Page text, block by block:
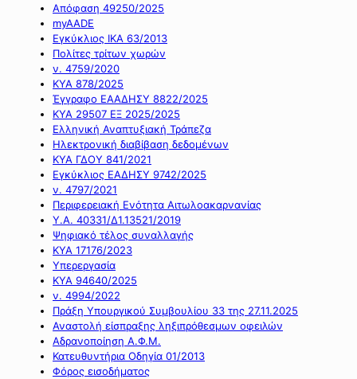
Απόφαση 49250/2025
myAADE
Εγκύκλιος ΙΚΑ 63/2013
Πολίτες τρίτων χωρών
ν. 4759/2020
ΚΥΑ 878/2025
Έγγραφο ΕΑΑΔΗΣΥ 8822/2025
ΚΥΑ 29507 ΕΞ 2025/2025
Ελληνική Αναπτυξιακή Τράπεζα
Ηλεκτρονική διαβίβαση δεδομένων
ΚΥΑ ΓΔΟΥ 841/2021
Εγκύκλιος ΕΑΔΗΣΥ 9742/2025
ν. 4797/2021
Περιφερειακή Ενότητα Αιτωλοακαρνανίας
Υ.Α. 40331/Δ1.13521/2019
Ψηφιακό τέλος συναλλαγής
ΚΥΑ 17176/2023
Υπερεργασία
ΚΥΑ 94640/2025
ν. 4994/2022
Πράξη Υπουργικού Συμβουλίου 33 της 27.11.2025
Αναστολή είσπραξης ληξιπρόθεσμων οφειλών
Αδρανοποίηση Α.Φ.Μ.
Κατευθυντήρια Οδηγία 01/2013
Φόρος εισοδήματος